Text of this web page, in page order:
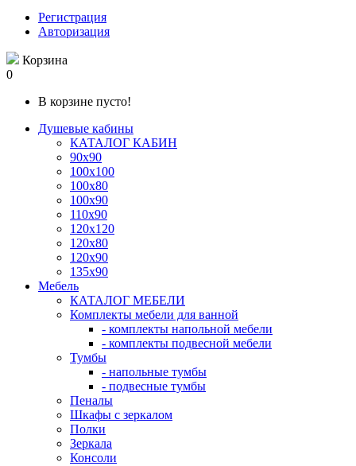
Регистрация
Авторизация
Корзина
0
В корзине пусто!
Душевые кабины
КАТАЛОГ КАБИН
90x90
100x100
100x80
100x90
110x90
120x120
120x80
120x90
135x90
Мебель
КАТАЛОГ МЕБЕЛИ
Комплекты мебели для ванной
- комплекты напольной мебели
- комплекты подвесной мебели
Тумбы
- напольные тумбы
- подвесные тумбы
Пеналы
Шкафы с зеркалом
Полки
Зеркала
Консоли